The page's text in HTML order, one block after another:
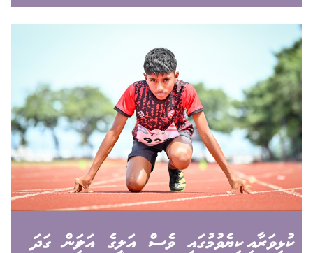
ކުޅިވަރާއި ކިޔެވުމުގައި ވެސް އަލީގެ އަލިކަން ގަދަ